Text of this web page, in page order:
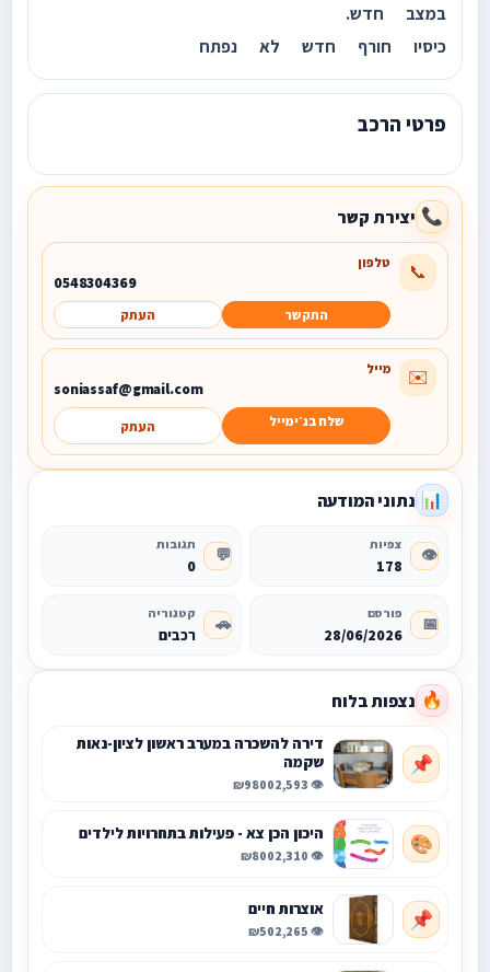
פרטי הרכב
במצב חדש.
כיסיו חורף חדש לא נפתח
📞 יצירת קשר
📞 טלפון
0548304369
התקשר העתק
✉️ מייל
soniassaf@gmail.com
שלח בג׳ימייל העתק
📊 נתוני המודעה
👁️ צפיות
178
💬 תגובות
0
📅 פורסם
28/06/2026
🚗 קטגוריה
רכבים
🔥 נצפות בלוח
📌
דירה להשכרה במערב ראשון לציון-נאות
שקמה
👁️ 2,593
₪9800
🎨 היכון הכן צא - פעילות בתחרויות לילדים
👁️ 2,310
₪800
📌 אוצרות חיים
👁️ 2,265
₪50